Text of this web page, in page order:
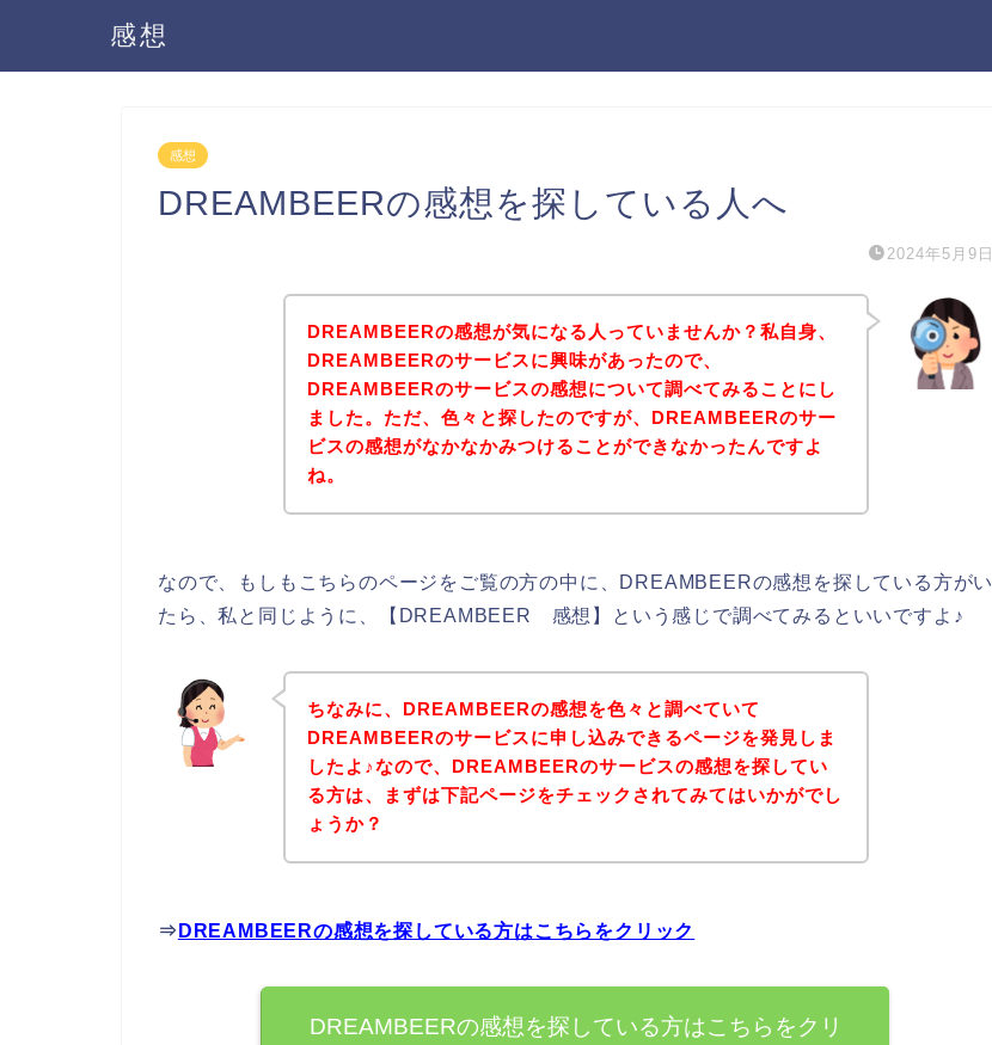
感想
感想
DREAMBEERの感想を探している人へ
2024年5月9日
DREAMBEERの感想が気になる人っていませんか？私自身、
DREAMBEERのサービスに興味があったので、
DREAMBEERのサービスの感想について調べてみることにし
ました。ただ、色々と探したのですが、DREAMBEERのサー
ビスの感想がなかなかみつけることができなかったんですよ
ね。
なので、もしもこちらのページをご覧の方の中に、DREAMBEERの感想を探している方がい
たら、私と同じように、【DREAMBEER 感想】という感じで調べてみるといいですよ♪
ちなみに、DREAMBEERの感想を色々と調べていて
DREAMBEERのサービスに申し込みできるページを発見しま
したよ♪なので、DREAMBEERのサービスの感想を探してい
る方は、まずは下記ページをチェックされてみてはいかがでし
ょうか？
⇒ DREAMBEERの感想を探している方はこちらをクリック
DREAMBEERの感想を探している方はこちらをクリ